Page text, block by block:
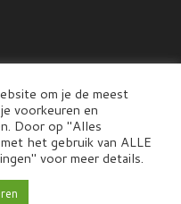
-
om je de meest
voorkeuren en
Door op "Alles
het gebruik van ALLE
voor meer details.